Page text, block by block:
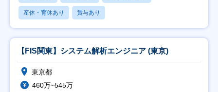
産休・育休あり 賞与あり
【FIS関東】システム解析エンジニア (東京)
東京都
460万~545万